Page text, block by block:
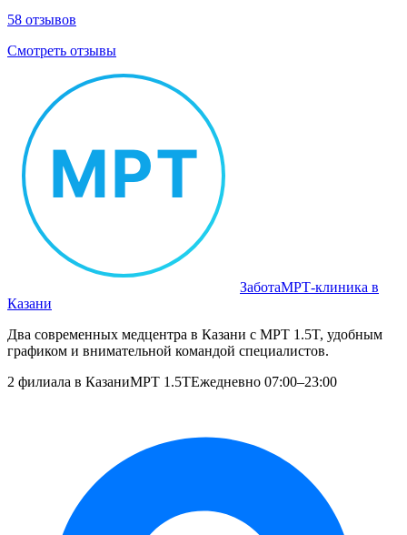
58 отзывов
Смотреть отзывы
ЗаботаМРТ‑клиника в
Казани
Два современных медцентра в Казани с МРТ 1.5T, удобным
графиком и внимательной командой специалистов.
2 филиала в КазаниМРТ 1.5TЕжедневно 07:00–23:00